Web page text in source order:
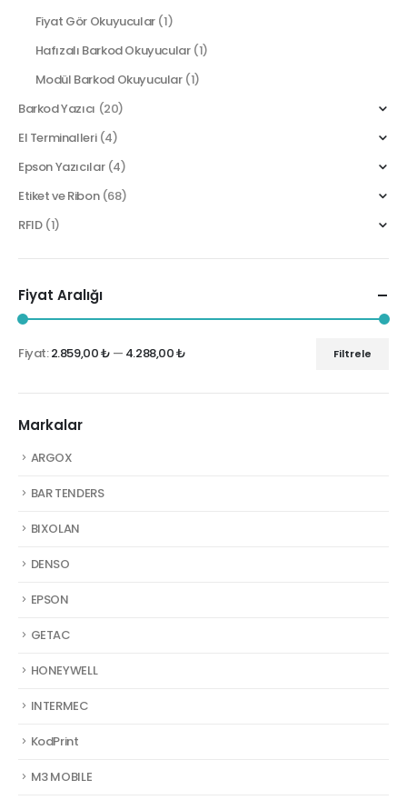
Fiyat Gör Okuyucular (1)
Hafızalı Barkod Okuyucular (1)
Modül Barkod Okuyucular (1)
Barkod Yazıcı (20)
El Terminalleri (4)
Epson Yazıcılar (4)
Etiket ve Ribon (68)
RFID (1)
Fiyat Aralığı
En
En
Filtrele
Fiyat:2.859,00 ₺ — 4.288,00 ₺
Markalar
ARGOX
BAR TENDERS
BIXOLAN
DENSO
EPSON
GETAC
HONEYWELL
INTERMEC
KodPrint
M3 MOBILE